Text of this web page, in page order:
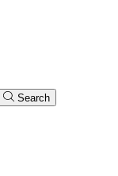
Search